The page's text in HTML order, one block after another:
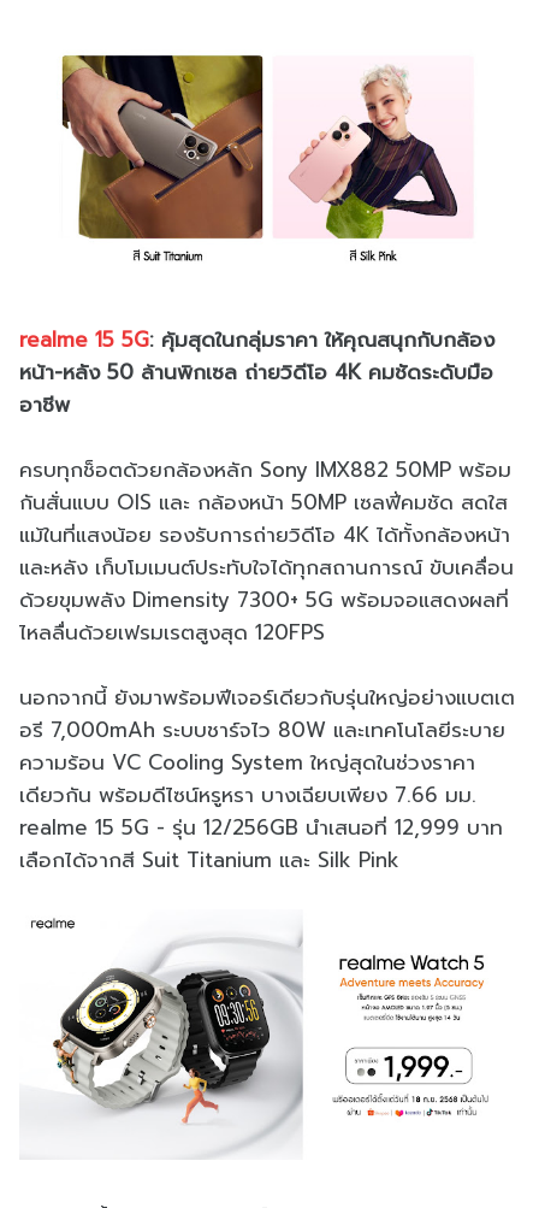
realme 15 5G: คุ้มสุดในกลุ่มราคา ให้คุณสนุกกับกล้อง
หน้า-หลัง 50 ล้านพิกเซล ถ่ายวิดีโอ 4K คมชัดระดับมือ
อาชีพ
ครบทุกช็อตด้วยกล้องหลัก Sony IMX882 50MP พร้อม
กันสั่นแบบ OIS และ กล้องหน้า 50MP เซลฟี่คมชัด สดใส
แม้ในที่แสงน้อย รองรับการถ่ายวิดีโอ 4K ได้ทั้งกล้องหน้า
และหลัง เก็บโมเมนต์ประทับใจได้ทุกสถานการณ์ ขับเคลื่อน
ด้วยขุมพลัง Dimensity 7300+ 5G พร้อมจอแสดงผลที่
ไหลลื่นด้วยเฟรมเรตสูงสุด 120FPS
นอกจากนี้ ยังมาพร้อมฟีเจอร์เดียวกับรุ่นใหญ่อย่างแบตเต
อรี 7,000mAh ระบบชาร์จไว 80W และเทคโนโลยีระบาย
ความร้อน VC Cooling System ใหญ่สุดในช่วงราคา
เดียวกัน พร้อมดีไซน์หรูหรา บางเฉียบเพียง 7.66 มม.
realme 15 5G - รุ่น 12/256GB นำเสนอที่ 12,999 บาท
เลือกได้จากสี Suit Titanium และ Silk Pink